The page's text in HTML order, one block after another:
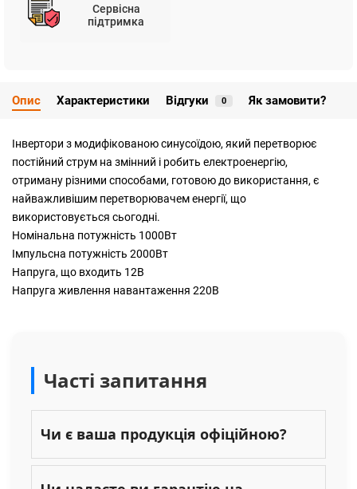
Сервісна
підтримка
Опис Характеристики Відгуки 0 Як замовити?
Інвертори з модифікованою синусоїдою, який перетворює
постійний струм на змінний і робить електроенергію,
отриману різними способами, готовою до використання, є
найважливішим перетворювачем енергії, що
використовується сьогодні.
Номінальна потужність 1000Вт
Імпульсна потужність 2000Вт
Напруга, що входить 12В
Напруга живлення навантаження 220В
Часті запитання
Чи є ваша продукція офіційною?